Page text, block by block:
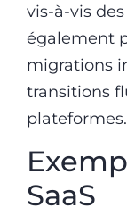
vis-à-vis
également
migrations
transitions
plateformes.
SaaS